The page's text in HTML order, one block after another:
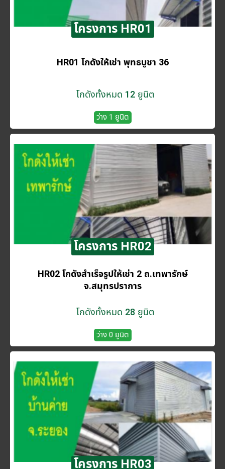
โครงการ HR01
HR01 โกดังให้เช่า พุทธบูชา 36
โกดังทั้งหมด 12 ยูนิต
ว่าง 1 ยูนิต
โครงการ HR02
HR02 โกดังสำเร็จรูปให้เช่า 2 ถ.เทพารักษ์
จ.สมุทรปราการ
โกดังทั้งหมด 28 ยูนิต
ว่าง 0 ยูนิต
โครงการ HR03